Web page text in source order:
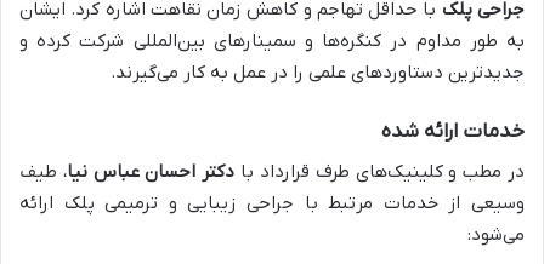
جراحی پلک با حداقل تهاجم و کاهش زمان نقاهت اشاره کرد. ایشان
به طور مداوم در کنگره‌ها و سمینارهای بین‌المللی شرکت کرده و
جدیدترین دستاوردهای علمی را در عمل به کار می‌گیرند.
خدمات ارائه شده
در مطب و کلینیک‌های طرف قرارداد با دکتر احسان عباس نیا، طیف
وسیعی از خدمات مرتبط با جراحی زیبایی و ترمیمی پلک ارائه
می‌شود: